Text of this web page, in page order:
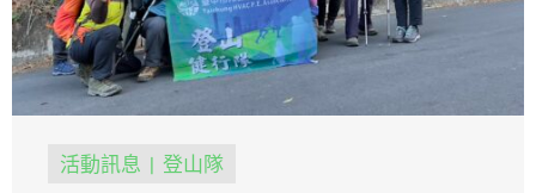
活動訊息
登山隊